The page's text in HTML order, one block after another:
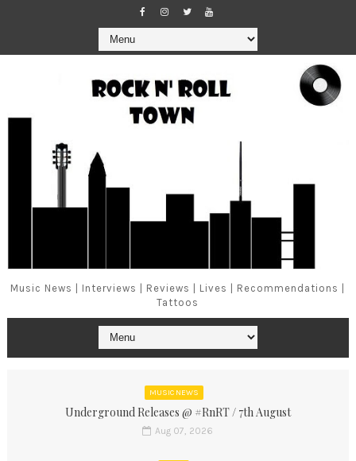
Music News | Interviews | Reviews | Lives | Recommendations |
Tattoos
MUSIC NEWS
Underground Releases @ #RnRT / 7th August
Aug 07, 2026